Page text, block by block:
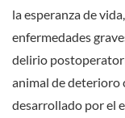
la esperanza de
enfermedades
delirio
animal de deterioro
desarrollado por el